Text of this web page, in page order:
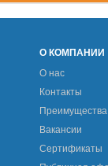
О КОМПАНИИ
О нас
Контакты
Преимущества
Вакансии
Сертификаты